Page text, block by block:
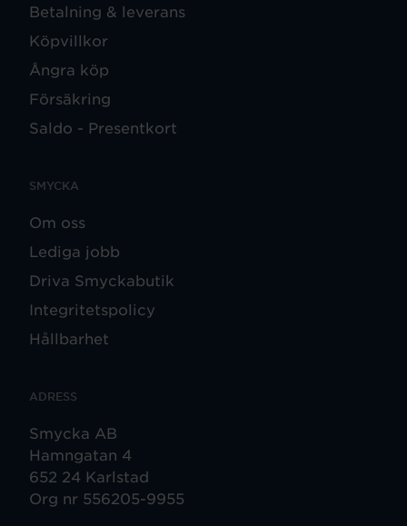
Betalning & leverans
Köpvillkor
Ångra köp
Försäkring
Saldo - Presentkort
SMYCKA
Om oss
Lediga jobb
Driva Smyckabutik
Integritetspolicy
Hållbarhet
ADRESS
Smycka AB
Hamngatan 4
652 24 Karlstad
Org nr 556205-9955